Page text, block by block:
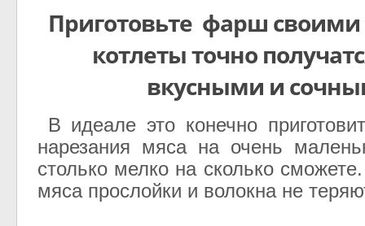
Приготовьте фарш своими
котлеты точно
вкусными и
В идеале это конечно
нарезания мяса на очень
столько мелко на сколько
мяса прослойки и волокна не